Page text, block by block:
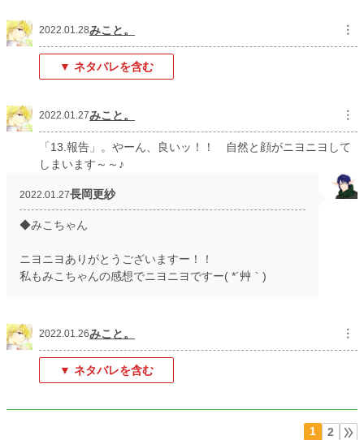
2022.01.28みこと。 ︙
▼ ネタバレを含む
2022.01.27みこと。 ︙
「13.報告」。やーん、良いッ！！ 自然と顔がニヨニヨして
しまいます～～♪
2022.01.27長岡更紗
◆みこちゃん
ニヨニヨありがとうございますー！！
私もみこちゃんの感想でニヨニヨですー( *´艸｀)
2022.01.26みこと。 ︙
▼ ネタバレを含む
1 2